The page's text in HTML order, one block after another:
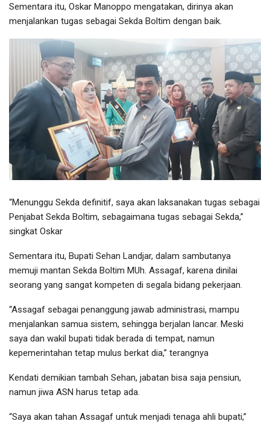
Sementara itu, Oskar Manoppo mengatakan, dirinya akan
menjalankan tugas sebagai Sekda Boltim dengan baik.
“Menunggu Sekda definitif, saya akan laksanakan tugas sebagai
Penjabat Sekda Boltim, sebagaimana tugas sebagai Sekda,”
singkat Oskar
Sementara itu, Bupati Sehan Landjar, dalam sambutanya
memuji mantan Sekda Boltim MUh. Assagaf, karena dinilai
seorang yang sangat kompeten di segala bidang pekerjaan.
“Assagaf sebagai penanggung jawab administrasi, mampu
menjalankan samua sistem, sehingga berjalan lancar. Meski
saya dan wakil bupati tidak berada di tempat, namun
kepemerintahan tetap mulus berkat dia,” terangnya
Kendati demikian tambah Sehan, jabatan bisa saja pensiun,
namun jiwa ASN harus tetap ada.
“Saya akan tahan Assagaf untuk menjadi tenaga ahli bupati,”